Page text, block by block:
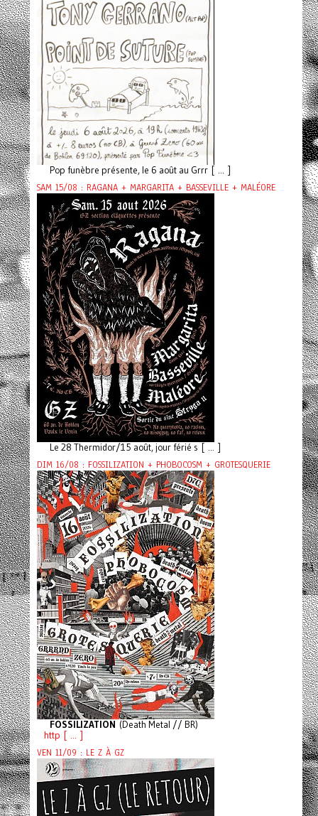
Pop funèbre présente, le 6 août au Grrr [ ... ]
SAM 15/08 : RAGANA + MARGARITA + BASSEVILLE + MALÉORE
Le 28 Thermidor/15 août, jour férié s [ ... ]
DIM 16/08 : FOSSILIZATION + PHOBOCOSM + GROTESQUERIE
FOSSILIZATION (Death Metal // BR)
http [ ... ]
VEN 11/09 : LE Z À GZ